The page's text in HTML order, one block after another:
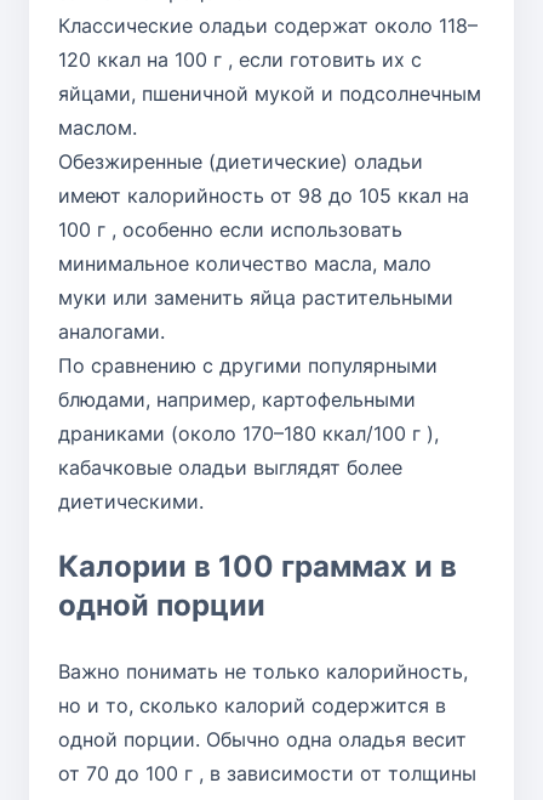
Классические оладьи содержат около 118–
120 ккал на 100 г , если готовить их с
яйцами, пшеничной мукой и подсолнечным
маслом.
Обезжиренные (диетические) оладьи
имеют калорийность от 98 до 105 ккал на
100 г , особенно если использовать
минимальное количество масла, мало
муки или заменить яйца растительными
аналогами.
По сравнению с другими популярными
блюдами, например, картофельными
драниками (около 170–180 ккал/100 г ),
кабачковые оладьи выглядят более
диетическими.
Калории в 100 граммах и в
одной порции
Важно понимать не только калорийность,
но и то, сколько калорий содержится в
одной порции. Обычно одна оладья весит
от 70 до 100 г , в зависимости от толщины